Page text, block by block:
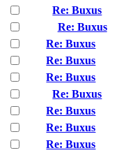
Re: Buxus
Re: Buxus
Re: Buxus
Re: Buxus
Re: Buxus
Re: Buxus
Re: Buxus
Re: Buxus
Re: Buxus